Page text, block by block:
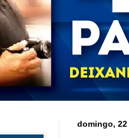
domingo, 22